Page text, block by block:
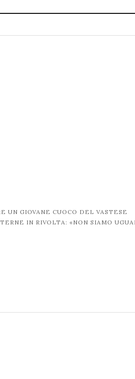
UN GIOVANE CUOCO DEL VASTESE
IN RIVOLTA: «NON SIAMO